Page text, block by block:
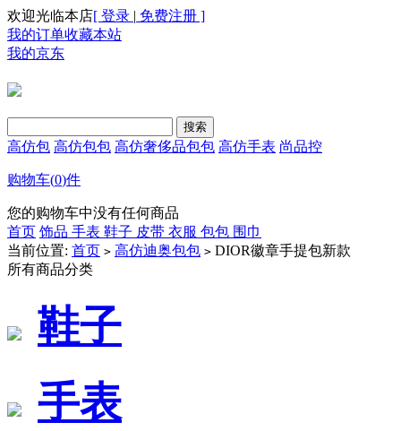
欢迎光临本店[ 登录 | 免费注册 ]
我的订单收藏本站
我的京东
高仿包 高仿包包 高仿奢侈品包包 高仿手表 尚品控
购物车(0)件
您的购物车中没有任何商品
首页 饰品 手表 鞋子 皮带 衣服 包包 围巾
当前位置: 首页 > 高仿迪奥包包 > DIOR徽章手提包新款
所有商品分类
鞋子
手表